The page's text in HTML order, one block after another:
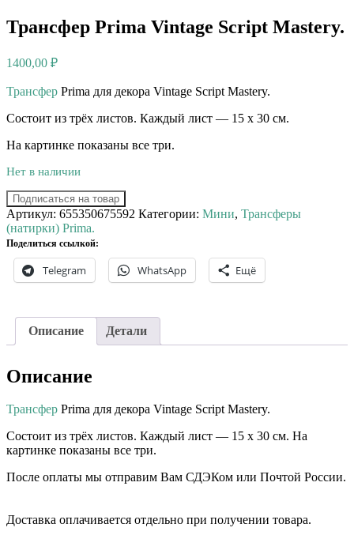
Трансфер Prima Vintage Script Mastery.
1400,00 ₽
Трансфер Prima для декора Vintage Script Mastery.⠀
Состоит из трёх листов. Каждый лист — 15 х 30 см.
На картинке показаны все три.
Нет в наличии
Подписаться на товар
Артикул: 655350675592 Категории: Мини, Трансферы
(натирки) Prima.
Поделиться ссылкой:
Telegram WhatsApp Ещё
Описание Детали
Описание
Трансфер Prima для декора Vintage Script Mastery.
Состоит из трёх листов. Каждый лист — 15 х 30 см. На
картинке показаны все три.
После оплаты мы отправим Вам СДЭКом или Почтой России.
Доставка оплачивается отдельно при получении товара. ⠀⠀